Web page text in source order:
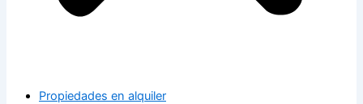
Propiedades en alquiler